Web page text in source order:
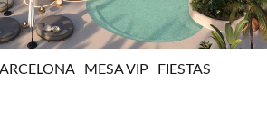
MESA VIP FIESTAS